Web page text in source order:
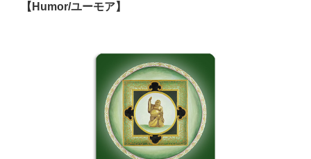
【Humor/ユーモア】